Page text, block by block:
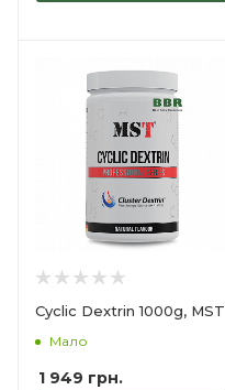
Cyclic Dextrin 1000g, MST
Мало
1 949 грн.